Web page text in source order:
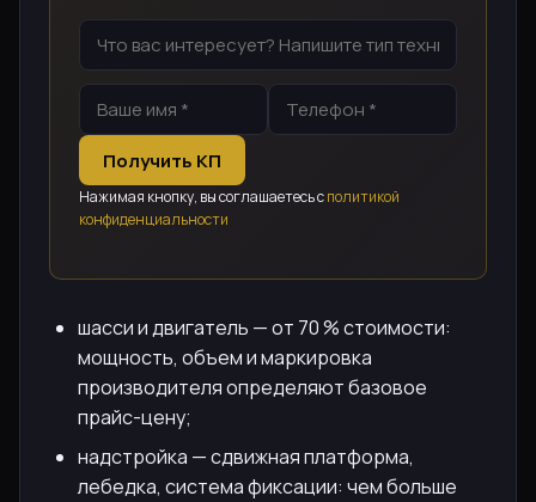
Получить КП
Нажимая кнопку, вы соглашаетесь сполитикой
конфиденциальности
шасси и двигатель — от 70 % стоимости:
мощность, объем и маркировка
производителя определяют базовое
прайс-цену;
надстройка — сдвижная платформа,
лебедка, система фиксации: чем больше